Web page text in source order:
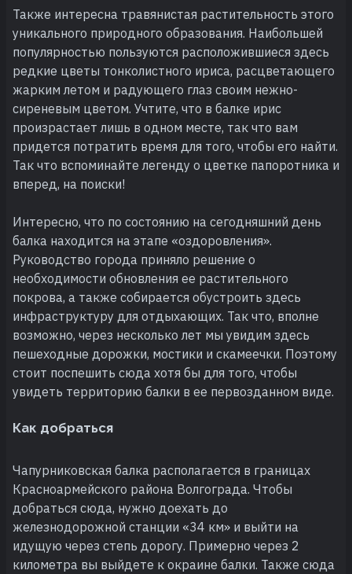
Также интересна травянистая растительность этого
уникального природного образования. Наибольшей
популярностью пользуются расположившиеся здесь
редкие цветы тонколистного ириса, расцветающего
жарким летом и радующего глаз своим нежно-
сиреневым цветом. Учтите, что в балке ирис
произрастает лишь в одном месте, так что вам
придется потратить время для того, чтобы его найти.
Так что вспоминайте легенду о цветке папоротника и
вперед, на поиски!
Интересно, что по состоянию на сегодняшний день
балка находится на этапе «оздоровления».
Руководство города приняло решение о
необходимости обновления ее растительного
покрова, а также собирается обустроить здесь
инфраструктуру для отдыхающих. Так что, вполне
возможно, через несколько лет мы увидим здесь
пешеходные дорожки, мостики и скамеечки. Поэтому
стоит поспешить сюда хотя бы для того, чтобы
увидеть территорию балки в ее первозданном виде.
Как добраться
Чапурниковская балка располагается в границах
Красноармейского района Волгограда. Чтобы
добраться сюда, нужно доехать до
железнодорожной станции «34 км» и выйти на
идущую через степь дорогу. Примерно через 2
километра вы выйдете к окраине балки. Также сюда